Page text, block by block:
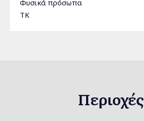
Φυσικά πρόσωπα
TK
Περιοχές